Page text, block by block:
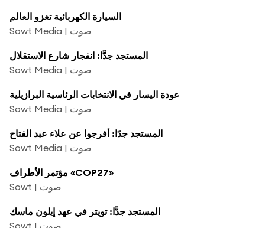
السيارة الكهربائية تغزو العالم
Sowt Media | صوت
المستجد جدًّا: انفجار شارع الاستقلال
Sowt Media | صوت
عودة اليسار في الانتخابات الرئاسية البرازيلية
Sowt Media | صوت
المستجد جدًا: أفرجوا عن علاء عبد الفتاح
Sowt Media | صوت
مؤتمر الأطراف «COP27»
Sowt | صوت
المستجد جدًّا: تويتر في عهد إيلون ماسك
Sowt | صوت